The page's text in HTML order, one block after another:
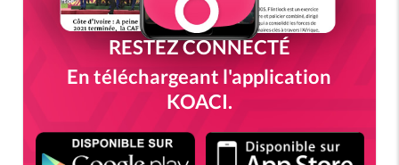
RESTEZ CONNECTÉ
En téléchargeant l'application
KOACI.